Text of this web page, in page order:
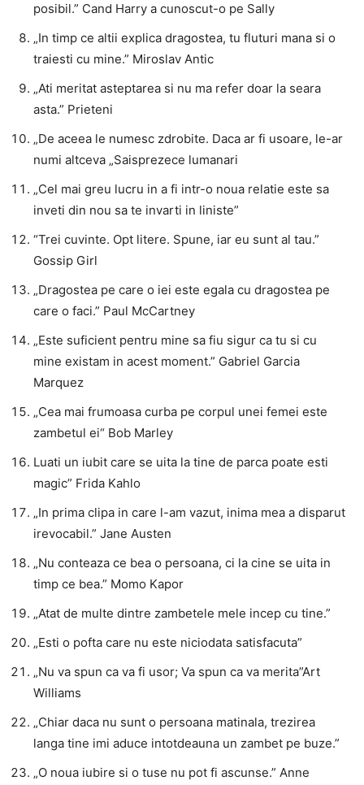
posibil.” Cand Harry a cunoscut-o pe Sally
„In timp ce altii explica dragostea, tu fluturi mana si o
traiesti cu mine.” Miroslav Antic
„Ati meritat asteptarea si nu ma refer doar la seara
asta.” Prieteni
„De aceea le numesc zdrobite. Daca ar fi usoare, le-ar
numi altceva „Saisprezece lumanari
„Cel mai greu lucru in a fi intr-o noua relatie este sa
inveti din nou sa te invarti in liniste”
“Trei cuvinte. Opt litere. Spune, iar eu sunt al tau.”
Gossip Girl
„Dragostea pe care o iei este egala cu dragostea pe
care o faci.” Paul McCartney
„Este suficient pentru mine sa fiu sigur ca tu si cu
mine existam in acest moment.” Gabriel Garcia
Marquez
„Cea mai frumoasa curba pe corpul unei femei este
zambetul ei“ Bob Marley
Luati un iubit care se uita la tine de parca poate esti
magic” Frida Kahlo
„In prima clipa in care l-am vazut, inima mea a disparut
irevocabil.” Jane Austen
„Nu conteaza ce bea o persoana, ci la cine se uita in
timp ce bea.” Momo Kapor
„Atat de multe dintre zambetele mele incep cu tine.”
„Esti o pofta care nu este niciodata satisfacuta”
„Nu va spun ca va fi usor; Va spun ca va merita”Art
Williams
„Chiar daca nu sunt o persoana matinala, trezirea
langa tine imi aduce intotdeauna un zambet pe buze.”
„O noua iubire si o tuse nu pot fi ascunse.” Anne